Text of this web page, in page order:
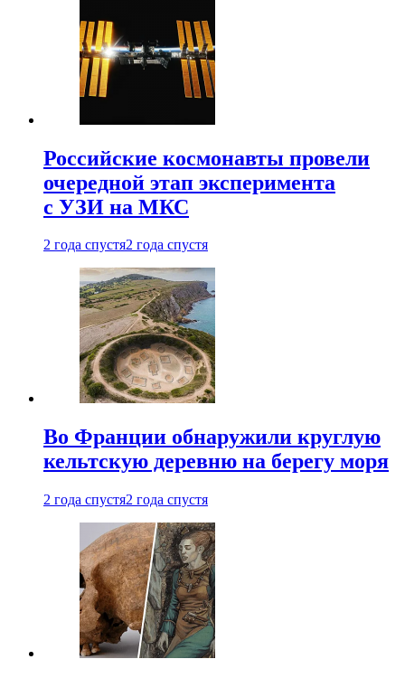
Российские космонавты провели
очередной этап эксперимента
с УЗИ на МКС
2 года спустя2 года спустя
Во Франции обнаружили круглую
кельтскую деревню на берегу моря
2 года спустя2 года спустя